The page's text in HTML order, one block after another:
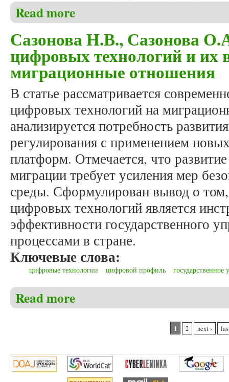
Read more
Сазонова Н.В., Сазонова
цифровых технологий и их
миграционные отношения
В статье рассматривается
цифровых технологий на
анализируется потребность
регулирования с применением
платформ. Отмечается, что
миграции требует усиления мер
среды. Сформулирован вывод о том,
цифровых технологий является
эффективности государственного
процессами в стране.
Ключевые слова:
цифровые технологии цифровой профиль государственное
Read more
1 2 next ›